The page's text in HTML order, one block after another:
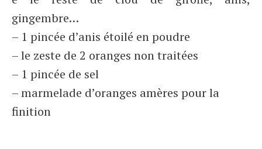
gingembre…
– 1 pincée d’anis étoilé en poudre
– le zeste de 2 oranges non traitées
– 1 pincée de sel
– marmelade d’oranges amères pour la
finition